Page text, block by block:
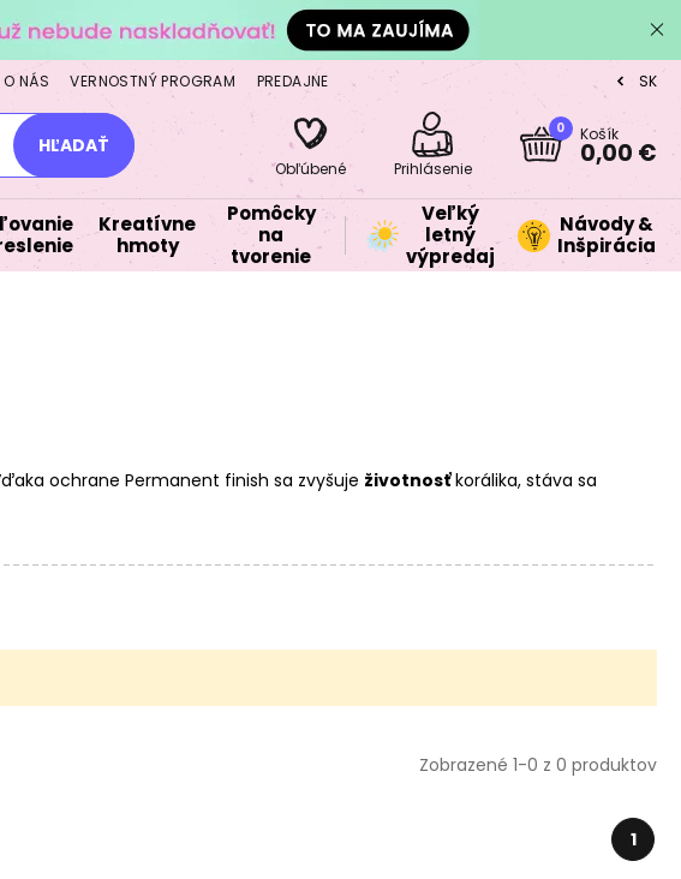
O NÁS VERNOSTNÝ PROGRAM PREDAJNE CZ
SK
HĽADAŤ
Obľúbené Prihlásenie
0 Košík
0,00 €
Kreatívne
hmoty
Pomôcky
na
tvorenie
Veľký
letný
výpredaj
Návody &
Inšpirácia
ochrane Permanent finish sa zvyšuje životnosťkorálika, stáva sa
Zobrazené 1-0 z 0 produktov
1